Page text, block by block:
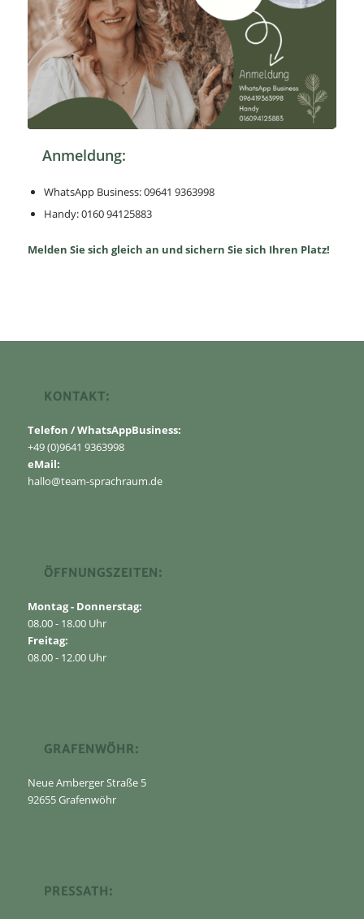
Anmeldung:
WhatsApp Business: 09641 9363998
Handy: 0160 94125883
Melden Sie sich gleich an und sichern Sie sich Ihren Platz!
KONTAKT:
Telefon / WhatsAppBusiness:
+49 (0)9641 9363998
eMail:
hallo@team-sprachraum.de
ÖFFNUNGSZEITEN:
Montag - Donnerstag:
08.00 - 18.00 Uhr
Freitag:
08.00 - 12.00 Uhr
GRAFENWÖHR:
Neue Amberger Straße 5
92655 Grafenwöhr
PRESSATH: